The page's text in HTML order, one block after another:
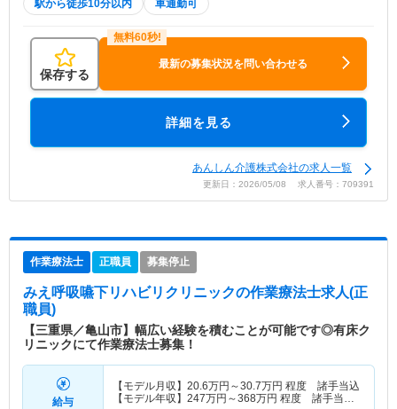
駅から徒歩10分以内 車通勤可
保存する
最新の募集状況を問い合わせる
詳細を見る
あんしん介護株式会社の求人一覧
更新日：2026/05/08 求人番号：709391
作業療法士 正職員 募集停止
みえ呼吸嚥下リハビリクリニックの作業療法士求人(正
職員)
【三重県／亀山市】幅広い経験を積むことが可能です◎有床ク
リニックにて作業療法士募集！
給与
【モデル月収】 20.6万円～30.7万円 程度 諸手当込
【モデル年収】 247万円～368万円 程度 諸手当